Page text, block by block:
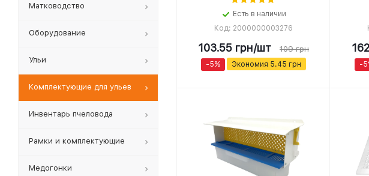
Есть в наличии
Код: 2000000003276
103.55 грн/шт 109грн
-5% Экономия 5.45 грн -5
Матководство
Оборудование
Ульи
Комплектующие для ульев
Инвентарь пчеловода
Рамки и комплектующие
Медогонки